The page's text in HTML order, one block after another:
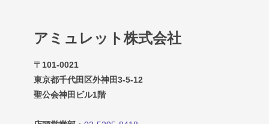
アミュレット株式会社
〒101-0021
東京都千代田区外神田3-5-12
聖公会神田ビル1階